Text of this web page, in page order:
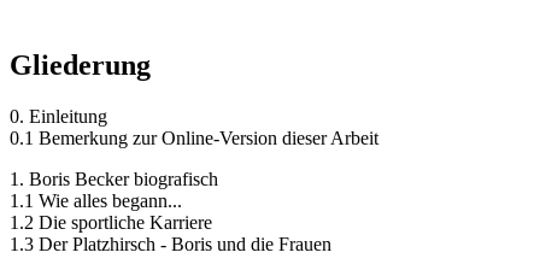
Gliederung
0. Einleitung
0.1 Bemerkung zur Online-Version dieser Arbeit
1. Boris Becker biografisch
1.1 Wie alles begann...
1.2 Die sportliche Karriere
1.3 Der Platzhirsch - Boris und die Frauen